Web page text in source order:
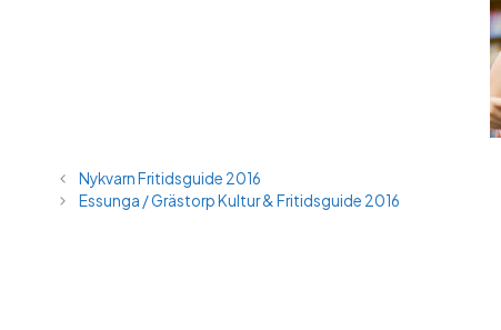
Nykvarn Fritidsguide 2016
Essunga / Grästorp Kultur & Fritidsguide 2016